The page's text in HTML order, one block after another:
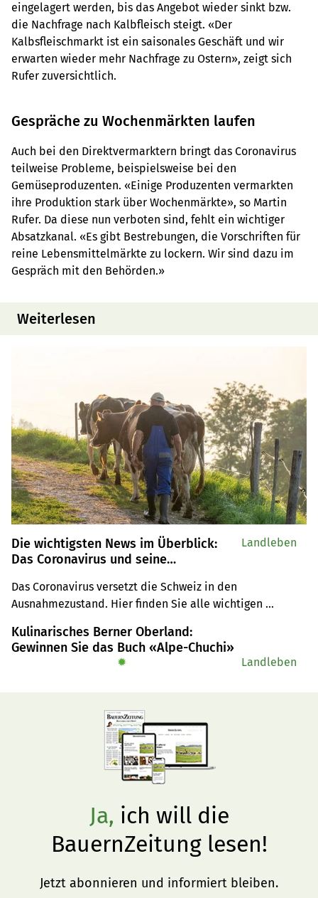
eingelagert werden, bis das Angebot wieder sinkt bzw.
die Nachfrage nach Kalbfleisch steigt. «Der
Kalbsfleischmarkt ist ein saisonales Geschäft und wir
erwarten wieder mehr Nachfrage zu Ostern», zeigt sich
Rufer zuversichtlich.
Gespräche zu Wochenmärkten laufen
Auch bei den Direktvermarktern bringt das Coronavirus
teilweise Probleme, beispielsweise bei den
Gemüseproduzenten. «Einige Produzenten vermarkten
ihre Produktion stark über Wochenmärkte», so Martin
Rufer. Da diese nun verboten sind, fehlt ein wichtiger
Absatzkanal. «Es gibt Bestrebungen, die Vorschriften für
reine Lebensmittelmärkte zu lockern. Wir sind dazu im
Gespräch mit den Behörden.»
Weiterlesen
Die wichtigsten News im Überblick:
Das Coronavirus und seine
Landwirtschaft
Das Coronavirus versetzt die Schweiz in den
Ausnahmezustand. Hier finden Sie alle wichtigen
Landleben
Kulinarisches Berner Oberland:
Gewinnen Sie das Buch «Alpe-Chuchi»
✹ Landleben
Ja, ich will die
BauernZeitung lesen!
Jetzt abonnieren und informiert bleiben.